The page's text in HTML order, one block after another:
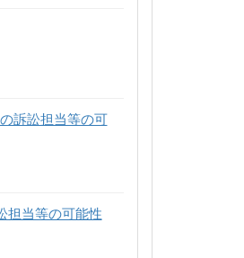
訴訟担当等の可
担当等の可能性